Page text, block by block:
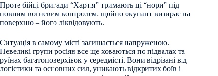
Проте бійці бригади “Хартія” тримають ці “нори” під
повним вогневим контролем: щойно окупант визирає на
поверхню – його ліквідовують.
Ситуація в самому місті залишається напруженою.
Невеликі групи росіян все ще ховаються по підвалах та
руїнах багатоповерхівок у середмісті. Вони відрізані від
логістики та основних сил, уникають відкритих боїв і